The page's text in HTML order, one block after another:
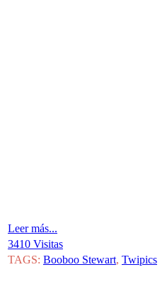
Leer más...
3410 Visitas
TAGS: Booboo Stewart, Twipics